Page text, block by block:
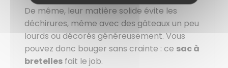
De même, leur matière solide évite les
déchirures, même avec des gâteaux un peu
lourds ou décorés généreusement. Vous
pouvez donc bouger sans crainte : ce sac à
bretellesfait le job.